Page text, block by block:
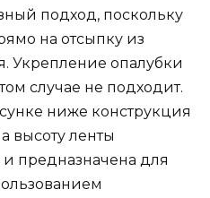
подход, поскольку
на отсыпку из
Укрепление опалубки
случае не подходит.
ниже конструкция
высоту ленты
предназначена для